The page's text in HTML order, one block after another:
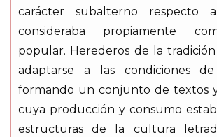
carácter subalterno
consideraba propiamente
popular. Herederos de la
adaptarse a las condiciones
formando un conjunto de textos
cuya producción y consumo
estructuras de la cultura